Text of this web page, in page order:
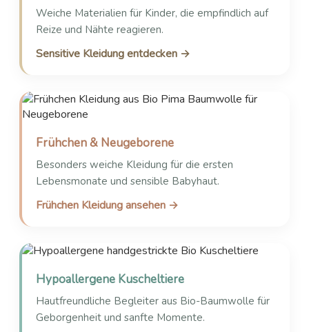
Weiche Materialien für Kinder, die empfindlich auf
Reize und Nähte reagieren.
Sensitive Kleidung entdecken →
Frühchen & Neugeborene
Besonders weiche Kleidung für die ersten
Lebensmonate und sensible Babyhaut.
Frühchen Kleidung ansehen →
Hypoallergene Kuscheltiere
Hautfreundliche Begleiter aus Bio-Baumwolle für
Geborgenheit und sanfte Momente.